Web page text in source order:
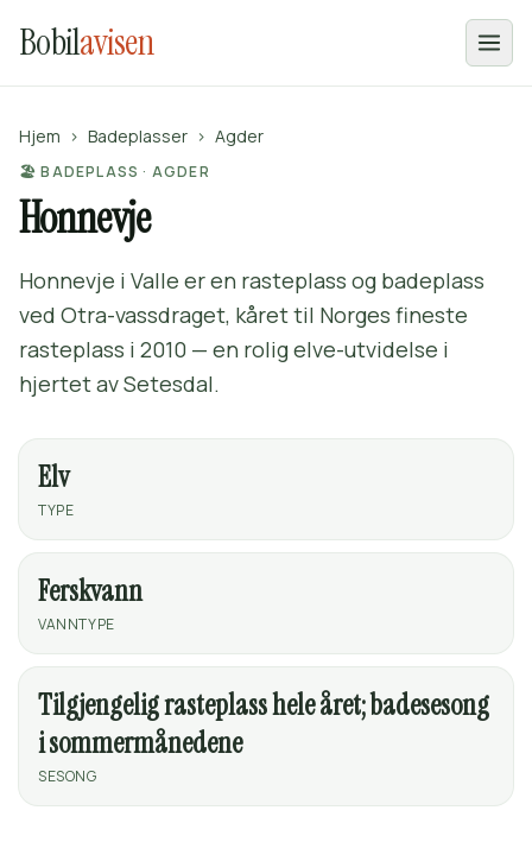
Bobilavisen
Hjem › Badeplasser › Agder
🏖️ BADEPLASS · AGDER
Honnevje
Honnevje i Valle er en rasteplass og badeplass
ved Otra-vassdraget, kåret til Norges fineste
rasteplass i 2010 — en rolig elve-utvidelse i
hjertet av Setesdal.
Elv
TYPE
Ferskvann
VANNTYPE
Tilgjengelig rasteplass hele året; badesesong
i sommermånedene
SESONG